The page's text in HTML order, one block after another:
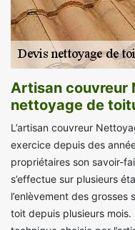
Artisan couvreur
nettoyage de
L’artisan couvreur
exercice depuis des
propriétaires son savoir-
s’effectue sur plusieurs
l’enlèvement des
toit depuis plusieurs